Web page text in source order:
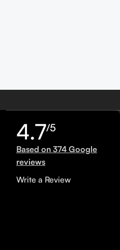
4.7/5
Based on 374 Google
reviews
Write a Review